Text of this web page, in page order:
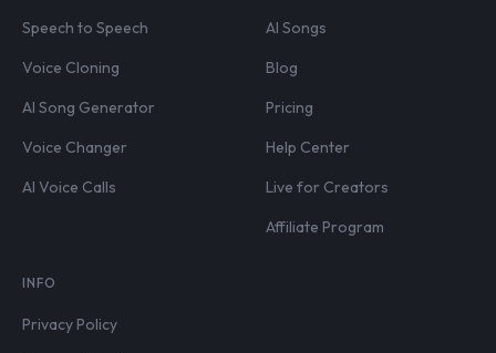
Speech to Speech
Voice Cloning
AI Song Generator
Voice Changer
AI Voice Calls
AI Songs
Blog
Pricing
Help Center
Live for Creators
Affiliate Program
INFO
Privacy Policy